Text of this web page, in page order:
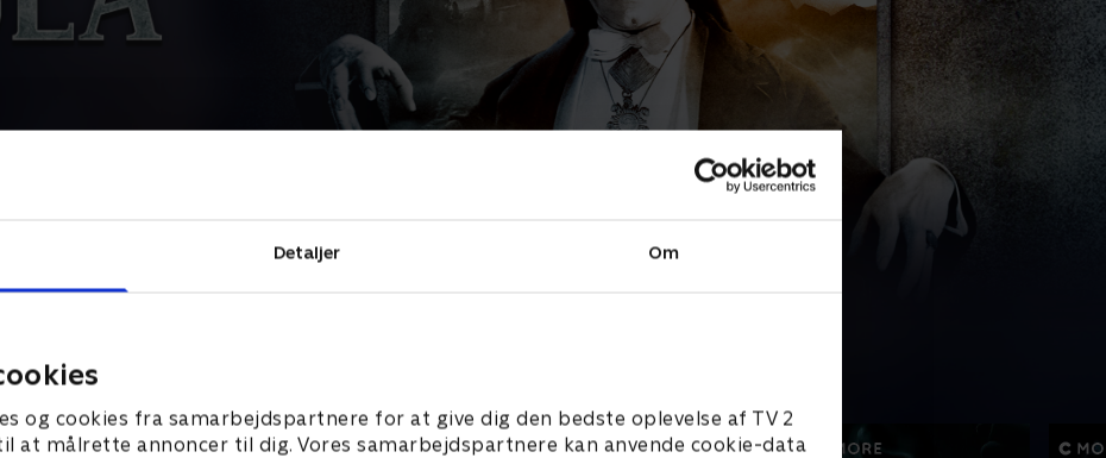
Detaljer Om
og cookies fra samarbejdspartnere for at give dig den bedste oplevelse af TV 2
at målrette annoncer til dig. Vores samarbejdspartnere kan anvende cookie-data